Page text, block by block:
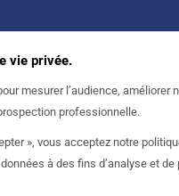
vie privée.
mesurer l’audience, améliorer
professionnelle.
», vous acceptez notre
à des fins d’analyse et